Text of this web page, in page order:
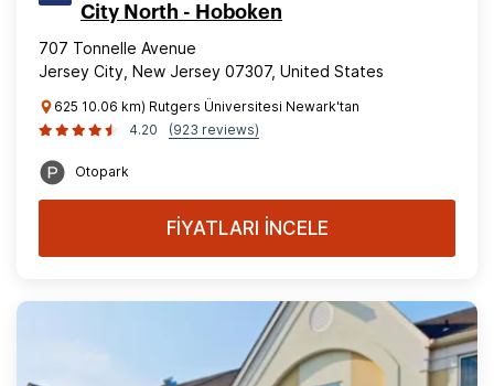
City North - Hoboken
707 Tonnelle Avenue
Jersey City, New Jersey 07307, United States
625 10.06 km) Rutgers Üniversitesi Newark'tan
4.20
(923 reviews)
Otopark
FİYATLARI İNCELE